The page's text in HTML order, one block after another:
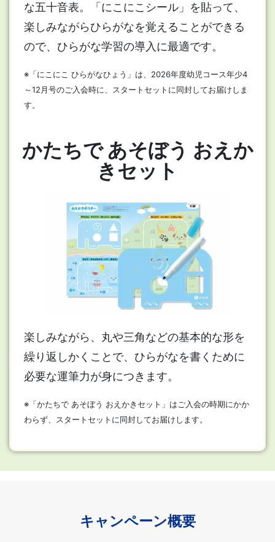
な五十音表。「にこにこシール」を貼って、
楽しみながらひらがなを覚えることができる
ので、ひらがな学習の導入に最適です。
※「にこにこ ひらがなひょう」は、2026年度幼児コース年少4
～12月号のご入会時に、スタートセットに同封してお届けしま
す。
かたちで あそぼう おえか
きセット
楽しみながら、丸や三角などの基本的な形を
繰り返しかくことで、ひらがなを書くために
必要な運筆力が身につきます。
※「かたちで あそぼう おえかきセット」はご入会の時期にかか
わらず、スタートセットに同封してお届けします。
キャンペーン概要